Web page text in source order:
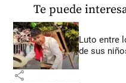
Te puede
Luto entre
de sus
share